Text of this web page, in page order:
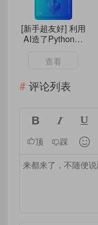
[新手超友好] 利用
AI造了Python全
查看
评论列表
  
顶 踩 